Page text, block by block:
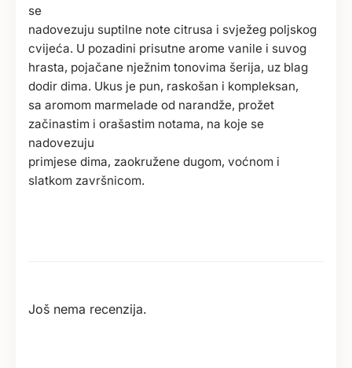
se
nadovezuju suptilne note citrusa i svježeg poljskog
cvijeća. U pozadini prisutne arome vanile i suvog
hrasta, pojačane nježnim tonovima šerija, uz blag
dodir dima. Ukus je pun, raskošan i kompleksan,
sa aromom marmelade od narandže, prožet
začinastim i orašastim notama, na koje se
nadovezuju
primjese dima, zaokružene dugom, voćnom i
slatkom završnicom.
Još nema recenzija.